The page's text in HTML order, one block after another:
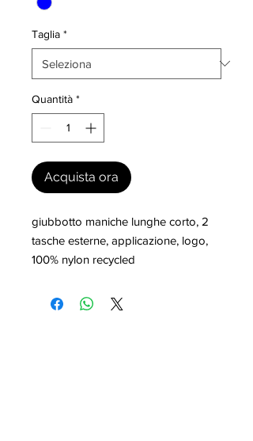
Taglia *
Quantità *
Acquista ora
giubbotto maniche lunghe corto, 2
tasche esterne, applicazione, logo,
100% nylon recycled